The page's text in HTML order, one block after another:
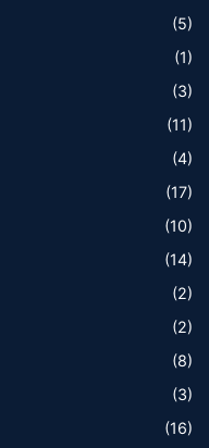
(5)
(1)
(3)
(11)
(4)
(17)
(10)
(14)
(2)
(2)
(8)
(3)
(16)